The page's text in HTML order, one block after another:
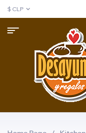
$ CLP